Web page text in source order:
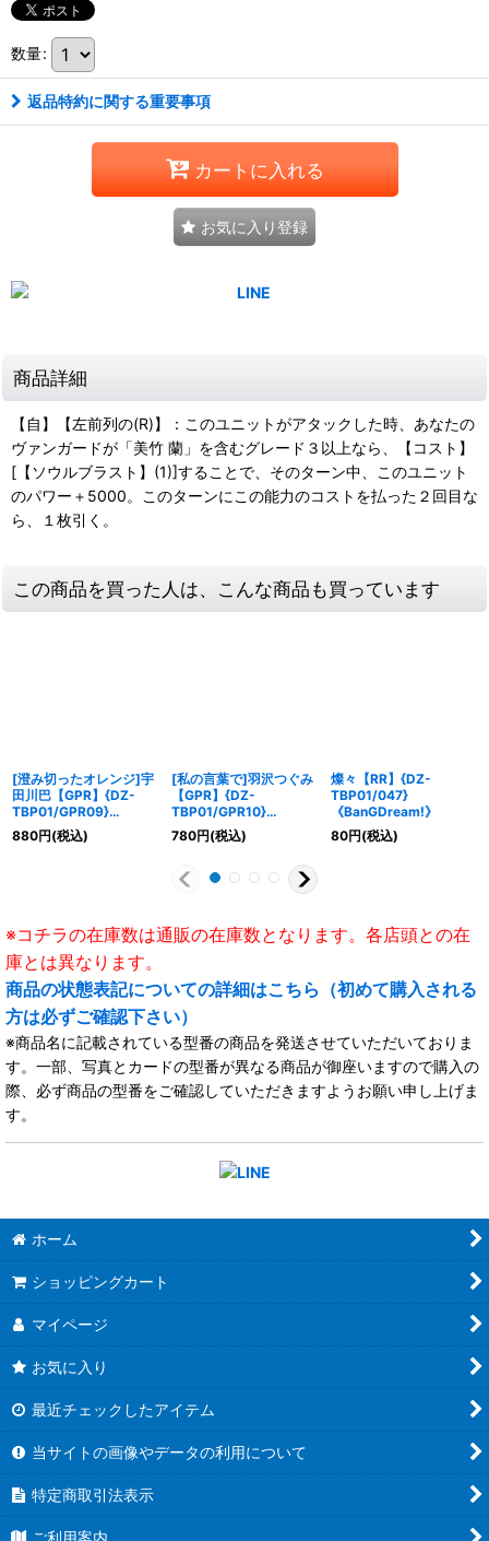
数量:
返品特約に関する重要事項
カートに入れる
お気に入り登録
商品詳細
【自】【左前列の(R)】：このユニットがアタックした時、あなたの
ヴァンガードが「美竹 蘭」を含むグレード３以上なら、【コスト】
[【ソウルブラスト】(1)]することで、そのターン中、このユニット
のパワー＋5000。このターンにこの能力のコストを払った２回目な
ら、１枚引く。
この商品を買った人は、こんな商品も買っています
[澄み切ったオレンジ]宇
田川巴【GPR】{DZ-
TBP01/GPR09}
《BanGDream!》
880円(税込)
[私の言葉で]羽沢つぐみ
【GPR】{DZ-
TBP01/GPR10}
《BanGDream!》
780円(税込)
燦々【RR】{DZ-
TBP01/047}
《BanGDream!》
80円(税込)
※コチラの在庫数は通販の在庫数となります。各店頭との在
庫とは異なります。
商品の状態表記についての詳細はこちら（初めて購入される
方は必ずご確認下さい）
※商品名に記載されている型番の商品を発送させていただいておりま
す。一部、写真とカードの型番が異なる商品が御座いますので購入の
際、必ず商品の型番をご確認していただきますようお願い申し上げま
す。
ホーム
ショッピングカート
マイページ
お気に入り
最近チェックしたアイテム
当サイトの画像やデータの利用について
特定商取引法表示